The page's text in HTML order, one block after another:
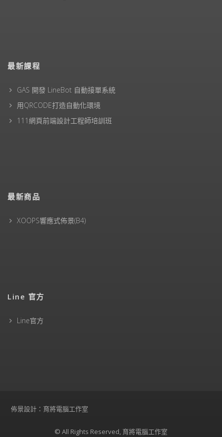
最新課程
GAS 開發 LineBot 自動接單系統
用QRCODE打造自動化環境
111網頁前端設計工程師培訓班
最新商品
XOOPS響應式佈景(B4)
Line 官方
Line官方
佈景設計：育將電腦工作室
© All Rights Reserved, 育將電腦工作室